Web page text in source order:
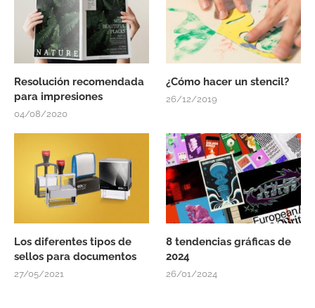
Resolución recomendada
para impresiones
04/08/2020
¿Cómo hacer un stencil?
26/12/2019
Los diferentes tipos de
sellos para documentos
27/05/2021
8 tendencias gráficas de
2024
26/01/2024